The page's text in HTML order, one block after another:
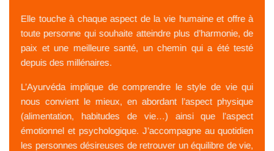
Elle touche à chaque aspect de la vie humaine et offre à
toute personne qui souhaite atteindre plus d’harmonie, de
paix et une meilleure santé, un chemin qui a été testé
depuis des millénaires.
L’Ayurvéda implique de comprendre le style de vie qui
nous convient le mieux, en abordant l’aspect physique
(alimentation, habitudes de vie…) ainsi que l’aspect
émotionnel et psychologique. J’accompagne au quotidien
les personnes désireuses de retrouver un équilibre de vie,